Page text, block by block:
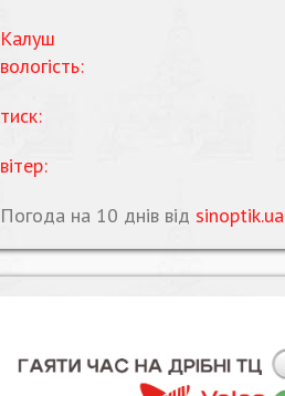
Калуш
вологість:
тиск:
вітер:
Погода на 10 днів від sinoptik.ua